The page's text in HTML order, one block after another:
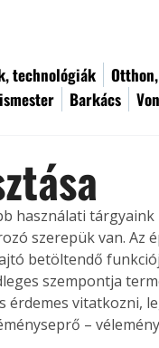
technológiák
Barkács
használati
szerepük van. Az
betöltendő
szempontja
érdemes vitatkozni,
–